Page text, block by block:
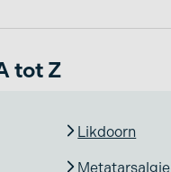
tot Z
Likdoorn
Metatarsalgie